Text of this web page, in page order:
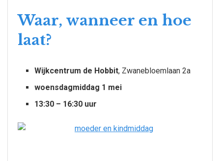
Waar, wanneer en hoe
laat?
Wijkcentrum de Hobbit, Zwanebloemlaan 2a
woensdagmiddag 1 mei
13:30 – 16:30 uur